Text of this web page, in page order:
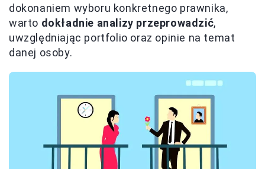
dokonaniem wyboru konkretnego prawnika,
warto dokładnie analizy przeprowadzić,
uwzględniając portfolio oraz opinie na temat
danej osoby.